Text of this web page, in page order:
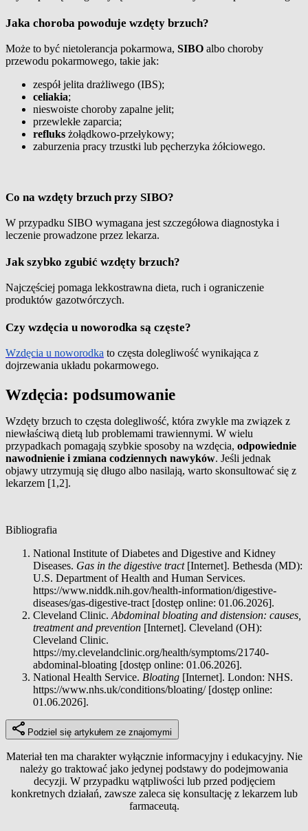
Jaka choroba powoduje wzdęty brzuch?
Może to być nietolerancja pokarmowa, SIBO albo choroby
przewodu pokarmowego, takie jak:
zespół jelita drażliwego (IBS);
celiakia;
nieswoiste choroby zapalne jelit;
przewlekłe zaparcia;
refluks żołądkowo-przełykowy;
zaburzenia pracy trzustki lub pęcherzyka żółciowego.
Co na wzdęty brzuch przy SIBO?
W przypadku SIBO wymagana jest szczegółowa diagnostyka i
leczenie prowadzone przez lekarza.
Jak szybko zgubić wzdęty brzuch?
Najczęściej pomaga lekkostrawna dieta, ruch i ograniczenie
produktów gazotwórczych.
Czy wzdęcia u noworodka są częste?
Wzdęcia u noworodka to częsta dolegliwość wynikająca z
dojrzewania układu pokarmowego.
Wzdęcia: podsumowanie
Wzdęty brzuch to częsta dolegliwość, która zwykle ma związek z
niewłaściwą dietą lub problemami trawiennymi. W wielu
przypadkach pomagają szybkie sposoby na wzdęcia, odpowiednie
nawodnienie i zmiana codziennych nawyków. Jeśli jednak
objawy utrzymują się długo albo nasilają, warto skonsultować się z
lekarzem [1,2].
Bibliografia
National Institute of Diabetes and Digestive and Kidney
Diseases. Gas in the digestive tract[Internet]. Bethesda (MD):
U.S. Department of Health and Human Services.
https://www.niddk.nih.gov/health-information/digestive-
diseases/gas-digestive-tract [dostęp online: 01.06.2026].
Cleveland Clinic. Abdominal bloating and distension: causes,
treatment and prevention [Internet]. Cleveland (OH):
Cleveland Clinic.
https://my.clevelandclinic.org/health/symptoms/21740-
abdominal-bloating [dostęp online: 01.06.2026].
National Health Service. Bloating [Internet]. London: NHS.
https://www.nhs.uk/conditions/bloating/ [dostęp online:
01.06.2026].
Podziel się artykułem ze znajomymi
Materiał ten ma charakter wyłącznie informacyjny i edukacyjny. Nie
należy go traktować jako jedynej podstawy do podejmowania
decyzji. W przypadku wątpliwości lub przed podjęciem
konkretnych działań, zawsze zaleca się konsultację z lekarzem lub
farmaceutą.